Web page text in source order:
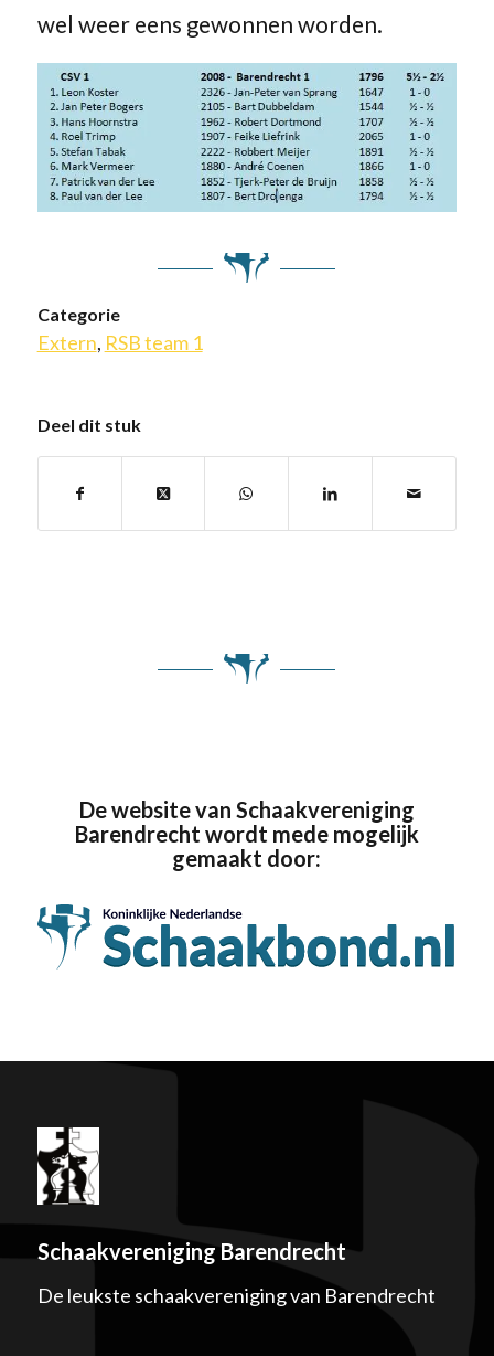
wel weer eens gewonnen worden.
Categorie
Extern, RSB team 1
Deel dit stuk
De website van Schaakvereniging
Barendrecht wordt mede mogelijk
gemaakt door:
Schaakvereniging Barendrecht
De leukste schaakvereniging van Barendrecht